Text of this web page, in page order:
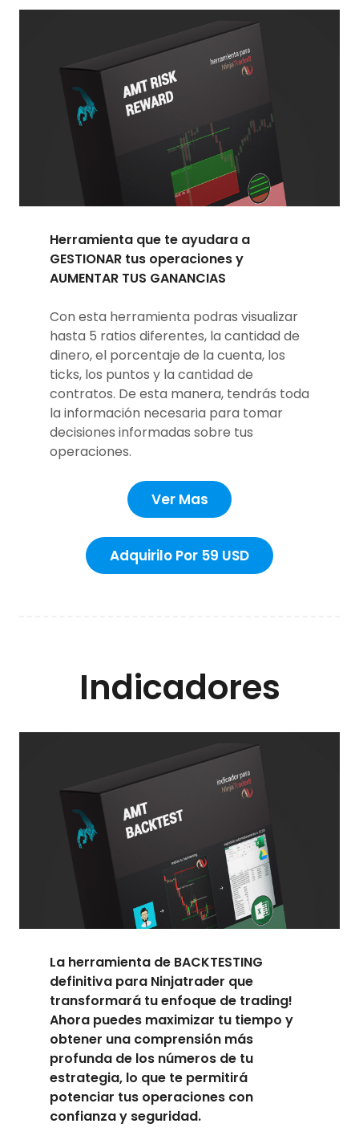
Herramienta que te ayudara a
GESTIONAR tus operaciones y
AUMENTAR TUS GANANCIAS
Con esta herramienta podras visualizar
hasta 5 ratios diferentes, la cantidad de
dinero, el porcentaje de la cuenta, los
ticks, los puntos y la cantidad de
contratos. De esta manera, tendrás toda
la información necesaria para tomar
decisiones informadas sobre tus
operaciones.
Ver Mas
Adquirilo Por 59 USD
Indicadores
La herramienta de BACKTESTING
definitiva para Ninjatrader que
transformará tu enfoque de trading!
Ahora puedes maximizar tu tiempo y
obtener una comprensión más
profunda de los números de tu
estrategia, lo que te permitirá
potenciar tus operaciones con
confianza y seguridad.